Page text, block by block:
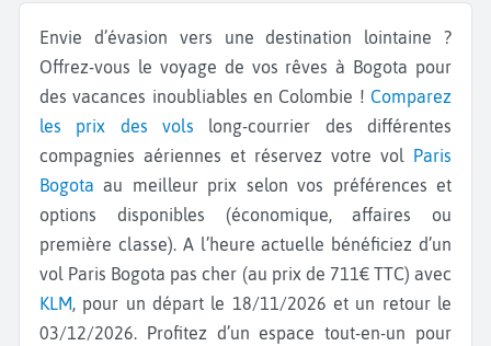
Envie d’évasion vers une destination lointaine ?
Offrez-vous le voyage de vos rêves à Bogota pour
des vacances inoubliables en Colombie ! Comparez
les prix des vols long-courrier des différentes
compagnies aériennes et réservez votre vol Paris
Bogota au meilleur prix selon vos préférences et
options disponibles (économique, affaires ou
première classe). A l’heure actuelle bénéficiez d’un
vol Paris Bogota pas cher (au prix de 711€ TTC) avec
KLM, pour un départ le 18/11/2026 et un retour le
03/12/2026. Profitez d’un espace tout-en-un pour